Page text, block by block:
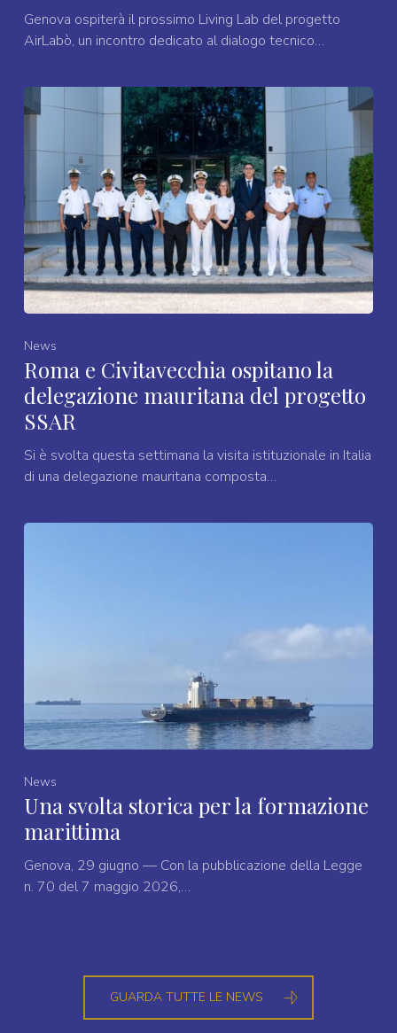
Genova ospiterà il prossimo Living Lab del progetto
AirLabò, un incontro dedicato al dialogo tecnico…
News
Roma e Civitavecchia ospitano la
delegazione mauritana del progetto
SSAR
Si è svolta questa settimana la visita istituzionale in Italia
di una delegazione mauritana composta…
News
Una svolta storica per la formazione
marittima
Genova, 29 giugno — Con la pubblicazione della Legge
n. 70 del 7 maggio 2026,…
GUARDA TUTTE LE NEWS